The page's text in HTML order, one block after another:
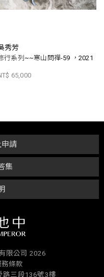
秀芳
行系列~~寒山問禪-59 ，2021
65,000
集
請
限公司 2026
務條款
路三段136號3樓